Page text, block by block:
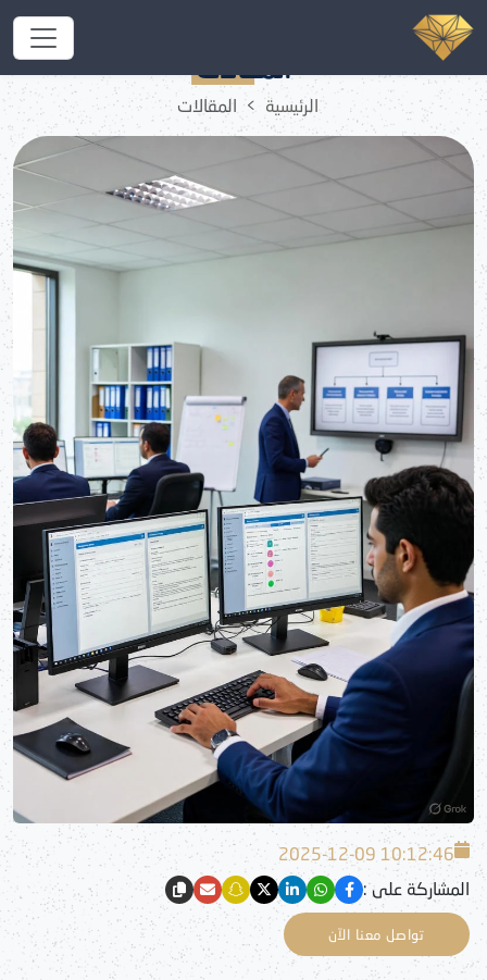
هل يمكن إنشاء شركة بدون مقر
المقالات
الرئيسية المقالات
2025-12-09 10:12:46
المشاركة على :
تواصل معنا الآن